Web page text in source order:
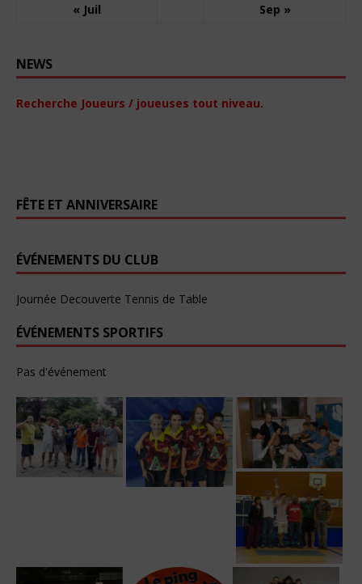
« Juil
Sep »
NEWS
Recherche Joueurs / joueuses tout niveau.
FÊTE ET ANNIVERSAIRE
ÉVÉNEMENTS DU CLUB
Journée Decouverte Tennis de Table
ÉVÉNEMENTS SPORTIFS
Pas d'événement